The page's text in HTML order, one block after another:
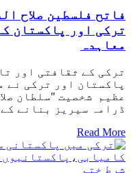
فاتح فلسطین صلاح
ترکی اور پاکستان
معاہدہ
ترکی کے ثقافتی اور
پاکستان اور ترکی نے
عظیم شخصیت "سلطان
ڈرامہ سیریز بنانے
Read More